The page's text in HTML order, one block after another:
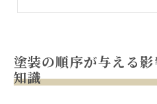
プロが語る成功例
最初のステップ表面
塗装の順序が与える
知識